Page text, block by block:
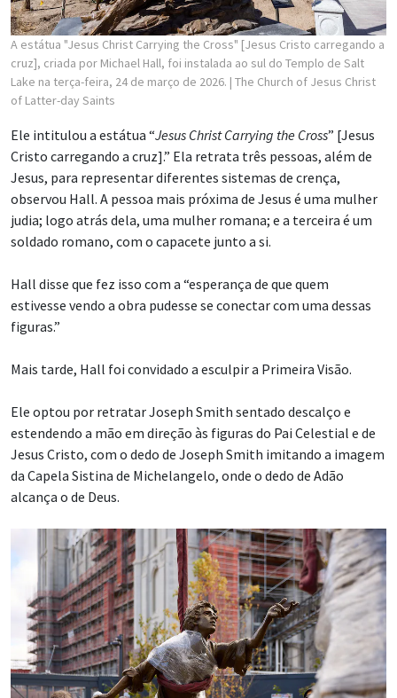
A estátua "Jesus Christ Carrying the Cross" [Jesus Cristo carregando a
cruz], criada por Michael Hall, foi instalada ao sul do Templo de Salt
Lake na terça-feira, 24 de março de 2026. | The Church of Jesus Christ
of Latter-day Saints
Ele intitulou a estátua “Jesus Christ Carrying the Cross” [Jesus
Cristo carregando a cruz].” Ela retrata três pessoas, além de
Jesus, para representar diferentes sistemas de crença,
observou Hall. A pessoa mais próxima de Jesus é uma mulher
judia; logo atrás dela, uma mulher romana; e a terceira é um
soldado romano, com o capacete junto a si.
Hall disse que fez isso com a “esperança de que quem
estivesse vendo a obra pudesse se conectar com uma dessas
figuras.”
Mais tarde, Hall foi convidado a esculpir a Primeira Visão.
Ele optou por retratar Joseph Smith sentado descalço e
estendendo a mão em direção às figuras do Pai Celestial e de
Jesus Cristo, com o dedo de Joseph Smith imitando a imagem
da Capela Sistina de Michelangelo, onde o dedo de Adão
alcança o de Deus.